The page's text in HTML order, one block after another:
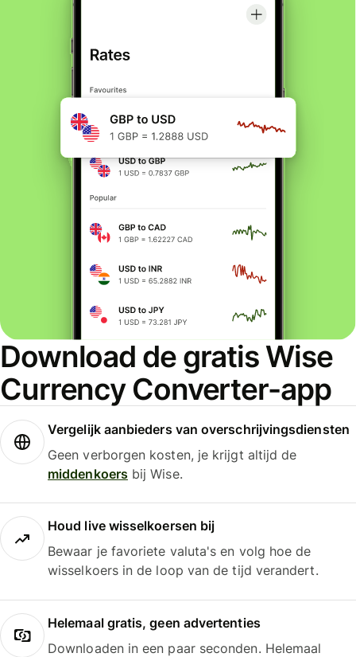
Download de gratis Wise
Currency Converter-app
Vergelijk aanbieders van overschrijvingsdiensten
Geen verborgen kosten, je krijgt altijd de
middenkoersbij Wise.
Houd live wisselkoersen bij
Bewaar je favoriete valuta's en volg hoe de
wisselkoers in de loop van de tijd verandert.
Helemaal gratis, geen advertenties
Downloaden in een paar seconden. Helemaal